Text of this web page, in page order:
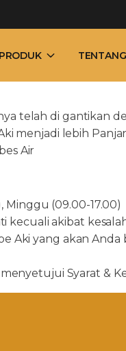
PRODUK
telah di gantikan
menjadi lebih
Air
Minggu (09.00-17.00)
akibat
Aki yang akan
Syarat &